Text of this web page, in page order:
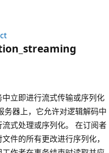
立即进行流式传输或序列化
务器上，它允许对逻辑解码中
式处理或序列化。 在订阅者
件的所有更改进行序列化，